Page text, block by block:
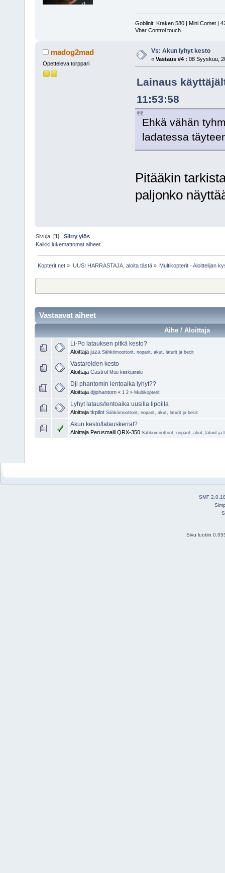
Goblinit: Kraken 580 | Mini Comet |
Vbar Control touch
madog2mad
Opetteleva torppari
Vs: Akun lyhyt kesto
« Vastaus #4 : 08 Syyskuu,
Lainaus
11:53:58
Ehkä vähän
ladatessa
Pitääkin
paljonko
Sivuja: [1]Siirry ylös
Kaikki lukemattomat aiheet
Kopterit.net » UUSI HARRASTAJA, aloita tästä» Multikopterit - Aloittelijan
Vastaavat aiheet
Aihe / Aloittaja
Li-Po latauksen pitkä kesto?
Aloittaja juza Sähkömoottorit, noparit, akut, laturit ja becit
Vastareiden kesto
Aloittaja Castrol Muu keskustelu
Dji phantomin lentoaika lyhyt??
Aloittaja djiphantom « 1 2 » Multikopterit
Lyhyt lataus/lentoaika uusilla lipoilla
Aloittaja tkpilot Sähkömoottorit, noparit, akut, laturit ja becit
Akun kesto/latauskerrat?
Aloittaja Perusmalli QRX-350 Sähkömoottorit, noparit, akut, laturit ja
SMF
Sivu luotiin